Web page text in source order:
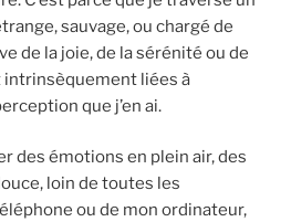
sauvage, ou chargé de
de la joie, de la sérénité ou de
intrinsèquement liées à
que j’en ai.
des émotions en plein air, des
loin de toutes les
ou de mon ordinateur,